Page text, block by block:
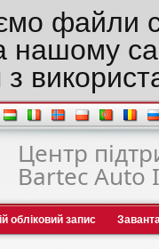
файли
нашому
з
Центр
Bartec Auto
обліковий запис